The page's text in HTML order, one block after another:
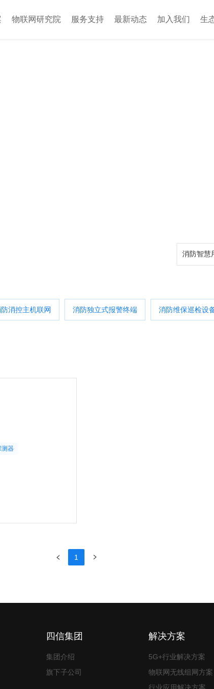
物联网研究院 服务支持 最新动态 加入我们 生
消控主机联网 消防独立式报警终端 消防维保巡检设
测器
1
四信集团
集团介绍
旗下子公司
解决方案
5G+行业解决方案
物联网无线组网方案